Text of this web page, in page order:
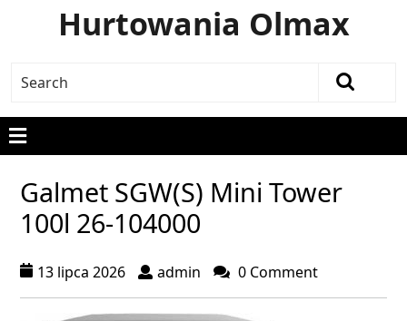
Hurtowania Olmax
Galmet SGW(S) Mini Tower
100l 26-104000
13 lipca 2026 admin 0 Comment